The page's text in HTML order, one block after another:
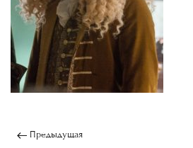
Предыдущая